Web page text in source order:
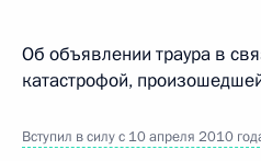
Об объявлении траура в
катастрофой,
Вступил в силу с 10 апреля 2010